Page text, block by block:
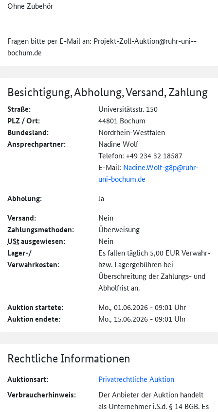
Ohne Zubehör
Fragen bitte per E-Mail an: Projekt-Zoll-Auktion@ruhr-uni-­
bochum.de
Besichtigung, Abholung, Versand, Zahlung
Straße: Universitätsstr. 150
PLZ / Ort: 44801 Bochum
Bundesland: Nordrhein-Westfalen
Ansprechpartner:
Nadine Wolf
Telefon: +49 234 32 18587
E-Mail: Nadine.Wolf-g8p@ruhr-
uni-bochum.de
Abholung: Ja
Versand: Nein
Zahlungs­methoden: Überweisung
UStausgewiesen: Nein
Lager-/
Verwahrkosten:
Es fallen täglich 5,00 EUR Verwahr-
bzw. Lagergebühren bei
Überschreitung der Zahlungs- und
Abholfrist an.
Auktion startete: Mo., 01.06.2026 - 09:01 Uhr
Auktion endete: Mo., 15.06.2026 - 09:01 Uhr
Rechtliche Informationen
Auktionsart: Privatrechtliche Auktion
Verbraucher­hinweis:
Der Anbieter der Auktion handelt
als Unternehmer i.S.d. § 14 BGB. Es